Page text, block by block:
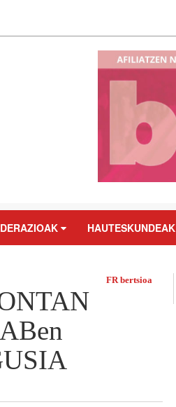
HAUTESKUNDEAK
FR bertsioa